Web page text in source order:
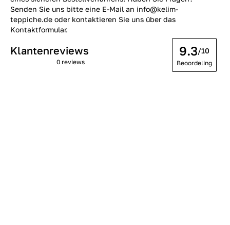
Senden Sie uns bitte eine E-Mail an info@kelim-
teppiche.de oder kontaktieren Sie uns über das
Kontaktformular.
Klantenreviews
0 reviews
9.3/10
Beoordeling